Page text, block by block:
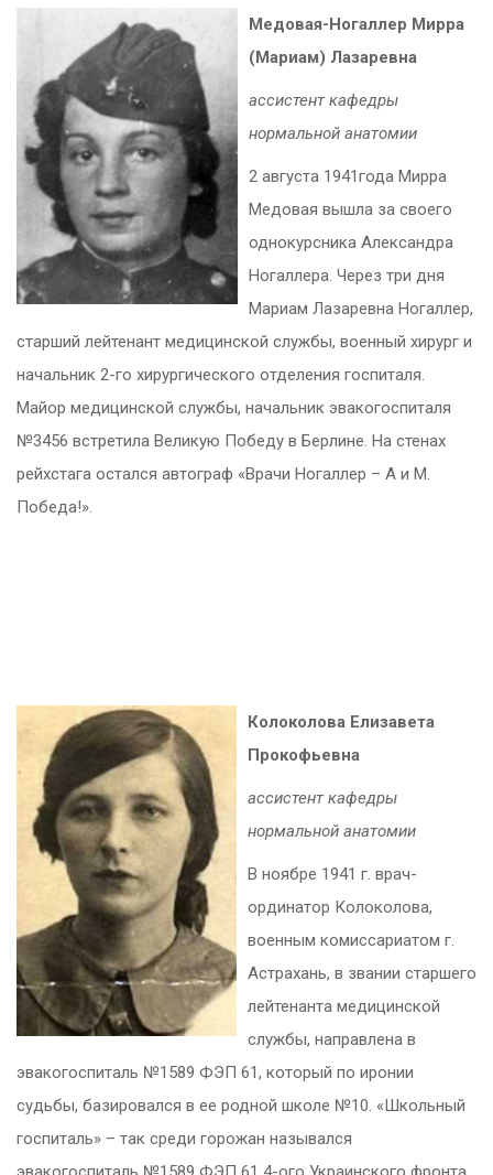
Медовая-Ногаллер Мирра
(Мариам) Лазаревна
ассистент кафедры
нормальной анатомии
2 августа 1941года Мирра
Медовая вышла за своего
однокурсника Александра
Ногаллера. Через три дня
Мариам Лазаревна Ногаллер,
старший лейтенант медицинской службы, военный хирург и
начальник 2-го хирургического отделения госпиталя.
Майор медицинской службы, начальник эвакогоспиталя
№3456 встретила Великую Победу в Берлине. На стенах
рейхстага остался автограф «Врачи Ногаллер – А и М.
Победа!».
Колоколова Елизавета
Прокофьевна
ассистент кафедры
нормальной анатомии
В ноябре 1941 г. врач-
ординатор Колоколова,
военным комиссариатом г.
Астрахань, в звании старшего
лейтенанта медицинской
службы, направлена в
эвакогоспиталь №1589 ФЭП 61, который по иронии
судьбы, базировался в ее родной школе №10. «Школьный
госпиталь» – так среди горожан назывался